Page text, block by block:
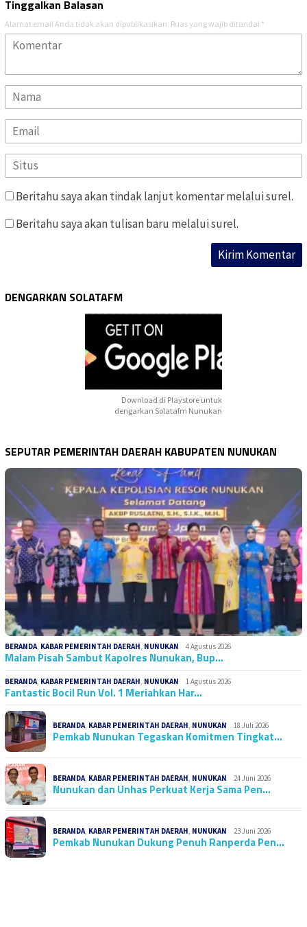
Tinggalkan Balasan
Alamat email Anda tidak akan dipublikasikan. Ruas yang wajib ditandai *
Beritahu saya akan tindak lanjut komentar melalui surel.
Beritahu saya akan tulisan baru melalui surel.
DENGARKAN SOLATAFM
Download di Playstore untuk
dengarkan Solatafm Nunukan
SEPUTAR PEMERINTAH DAERAH KABUPATEN NUNUKAN
BERANDA, KABAR PEMERINTAH DAERAH, NUNUKAN 4 Agustus 2026
Malam Pisah Sambut Kapolres Nunukan, Bup…
BERANDA, KABAR PEMERINTAH DAERAH, NUNUKAN 1 Agustus 2026
Fantastic Bocil Run Vol. 1 Meriahkan Har…
BERANDA, KABAR PEMERINTAH DAERAH, NUNUKAN 18 Juli 2026
Pemkab Nunukan Tegaskan Komitmen Tingkat…
BERANDA, KABAR PEMERINTAH DAERAH, NUNUKAN 24 Juni 2026
Nunukan dan Unhas Perkuat Kerja Sama Pen…
BERANDA, KABAR PEMERINTAH DAERAH, NUNUKAN 23 Juni 2026
Pemkab Nunukan Dukung Penuh Ranperda Pen…